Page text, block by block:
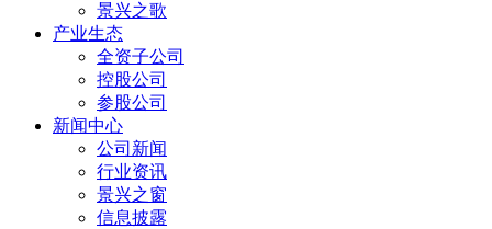
景兴之歌
产业生态
全资子公司
控股公司
参股公司
新闻中心
公司新闻
行业资讯
景兴之窗
信息披露